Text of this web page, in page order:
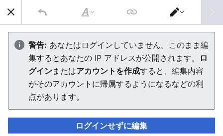
AVTuber Wiki
AVTuber Wikiの大規模停止障害
PDFをダウンロ
ウォッチ
この障害は、2026年1月2日15:00から22:54に長時間にも
及ぶサーバー停止の記録情報である。
本来メインページに記載があったが、あまりにも長いため
文
字
の
修
飾
エ
デ
ィ
タ
ー
を
切
り
替
警告: あなたはログインしていません。このまま編
集するとあなたの IP アドレスが公開されます。
ロ
グインまたはアカウントを作成すると、編集内容
がそのアカウントに帰属するようになるなどの利
点があります。
ログインせずに編集